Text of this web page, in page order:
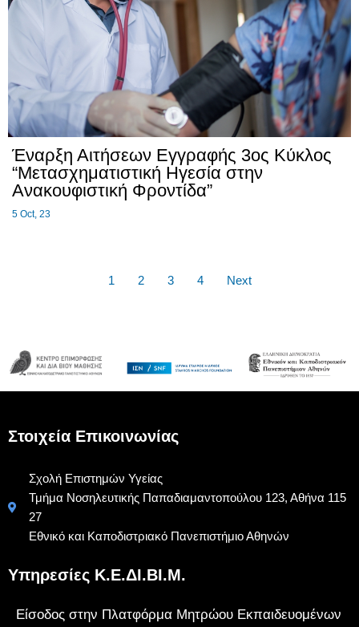
Έναρξη Αιτήσεων Εγγραφής 3ος Κύκλος
“Μετασχηματιστική Ηγεσία στην
Ανακουφιστική Φροντίδα”
5 Oct, 23
1 2 3 4 Next
Στοιχεία Επικοινωνίας
Σχολή Επιστημών Υγείας
Τμήμα Νοσηλευτικής Παπαδιαμαντοπούλου 123, Αθήνα 115
27
Εθνικό και Καποδιστριακό Πανεπιστήμιο Αθηνών
Υπηρεσίες Κ.Ε.ΔΙ.ΒΙ.Μ.
Είσοδος στην Πλατφόρμα Μητρώου Εκπαιδευομένων